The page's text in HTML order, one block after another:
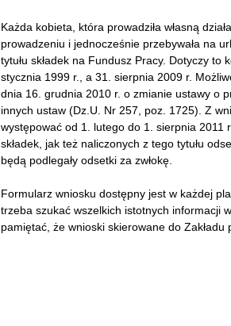
Każda kobieta, która prowadziła własną
prowadzeniu i jednocześnie przebywała na
tytułu składek na Fundusz Pracy. Dotyczy to
stycznia 1999 r., a 31. sierpnia 2009 r.
dnia 16. grudnia 2010 r. o zmianie ustawy o
innych ustaw (Dz.U. Nr 257, poz. 1725). Z
występować od 1. lutego do 1. sierpnia 2011
składek, jak też naliczonych z tego tytułu
będą podlegały odsetki za zwłokę.
Formularz wniosku dostępny jest w każdej
trzeba szukać wszelkich istotnych informacji
pamiętać, że wnioski skierowane do